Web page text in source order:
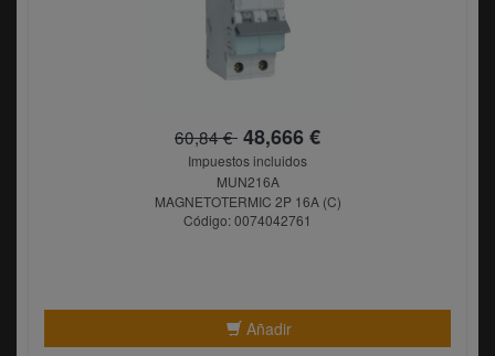
60,84 € 48,666 €
Impuestos incluidos
MUN216A
MAGNETOTERMIC 2P 16A (C)
Código: 0074042761
Añadir